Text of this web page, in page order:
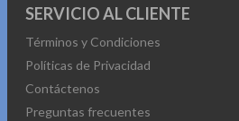
SERVICIO AL CLIENTE
Términos y Condiciones
Políticas de Privacidad
Contáctenos
Preguntas frecuentes